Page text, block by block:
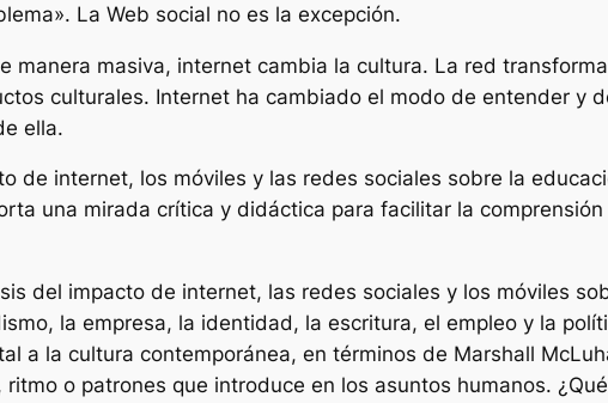
La Web social no es la excepción.
manera masiva, internet cambia la cultura. La red
culturales. Internet ha cambiado el modo de entender y
ella.
de internet, los móviles y las redes sociales sobre la
una mirada crítica y didáctica para facilitar la
del impacto de internet, las redes sociales y los móviles
la empresa, la identidad, la escritura, el empleo y la
a la cultura contemporánea, en términos de Marshall
o patrones que introduce en los asuntos humanos.